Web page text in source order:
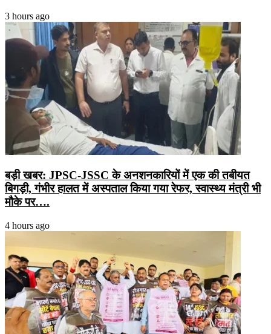
3 hours ago
बड़ी खबर: JPSC-JSSC के अनशनकारियों में एक की तबीयत
बिगड़ी, गंभीर हालत में अस्पताल किया गया रेफर, स्वास्थ्य मंत्री भी
मौके पर….
4 hours ago